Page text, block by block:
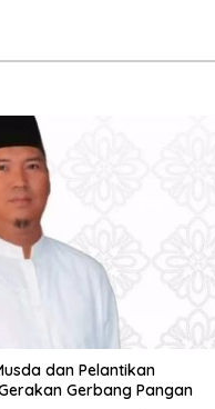
dan Pelantikan
Gerbang Pangan